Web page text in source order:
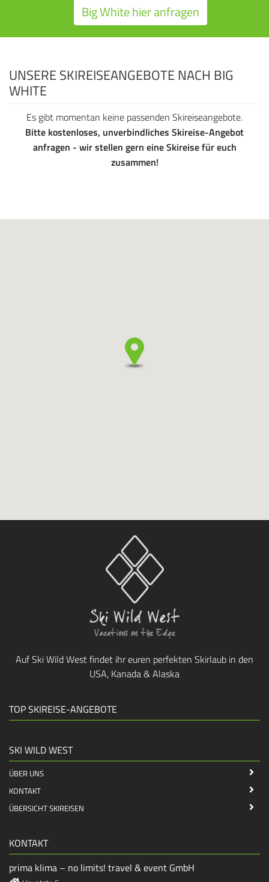
Big White hier anfragen
UNSERE SKIREISEANGEBOTE NACH BIG
WHITE
Es gibt momentan keine passenden Skireiseangebote.
Bitte kostenloses, unverbindliches Skireise-Angebot
anfragen - wir stellen gern eine Skireise für euch
zusammen!
Auf Ski Wild West findet ihr euren perfekten Skirlaub in den
USA, Kanada & Alaska
TOP SKIREISE-ANGEBOTE
SKI WILD WEST
ÜBER UNS
KONTAKT
ÜBERSICHT SKIREISEN
KONTAKT
prima klima – no limits! travel & event GmbH